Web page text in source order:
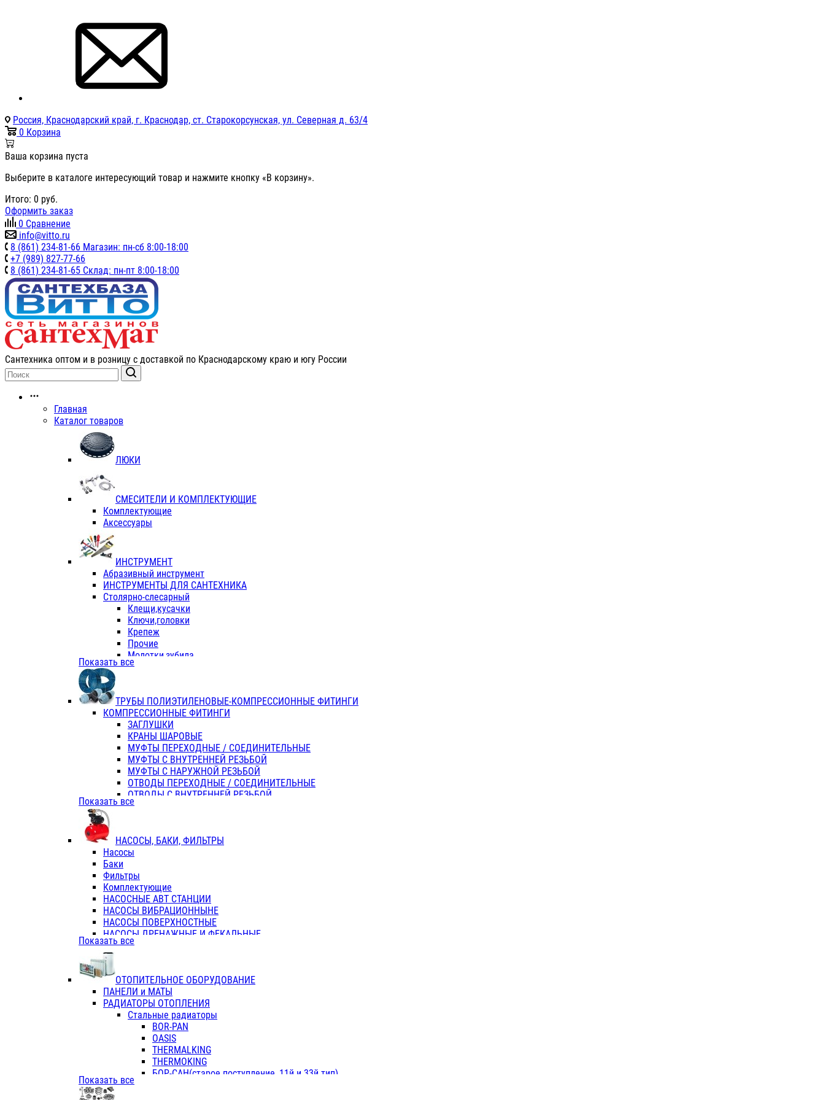
Россия, Краснодарский край, г. Краснодар, ст. Старокорсунская, ул. Северная д. 63/4
0 Корзина
Ваша корзина пуста
Выберите в каталоге интересующий товар и нажмите кнопку «В корзину».
Итого: 0 руб.
Оформить заказ
0 Сравнение
info@vitto.ru
8 (861) 234-81-66 Магазин: пн-сб 8:00-18:00
+7 (989) 827-77-66
8 (861) 234-81-65 Склад: пн-пт 8:00-18:00
Сантехника оптом и в розницу с доставкой по Краснодарскому краю и югу России
Главная
Каталог товаров
ЛЮКИ
СМЕСИТЕЛИ И КОМПЛЕКТУЮЩИЕ
Комплектующие
Аксессуары
ИНСТРУМЕНТ
Абразивный инструмент
ИНСТРУМЕНТЫ ДЛЯ САНТЕХНИКА
Столярно-слесарный
Клещи,кусачки
Ключи,головки
Крепеж
Прочие
Молотки,зубила
Пассатижи,тонкогубцы,утконосы
Отвертки
Хоз. инвентарь
ЭЛ. ИНСТРУМЕНТ OASIS
Показать все
ТРУБЫ ПОЛИЭТИЛЕНОВЫЕ-КОМПРЕССИОННЫЕ ФИТИНГИ
КОМПРЕССИОННЫЕ ФИТИНГИ
ЗАГЛУШКИ
КРАНЫ ШАРОВЫЕ
МУФТЫ ПЕРЕХОДНЫЕ / СОЕДИНИТЕЛЬНЫЕ
МУФТЫ С ВНУТРЕННЕЙ РЕЗЬБОЙ
МУФТЫ С НАРУЖНОЙ РЕЗЬБОЙ
ОТВОДЫ ПЕРЕХОДНЫЕ / СОЕДИНИТЕЛЬНЫЕ
ОТВОДЫ С ВНУТРЕННЕЙ РЕЗЬБОЙ
ОТВОДЫ С НАРУЖНОЙ РЕЗЬБОЙ
ТРОЙНИКИ ПЕРЕХОДНЫЕ / СОЕДИНИТЕЛЬНЫЕ
ТРОЙНИКИ С ВНУТРЕННЕЙ РЕЗЬБОЙ
КОЛЬЦА РЕЗИНОВЫЕ
ТРУБЫ НАПОРНЫЕ
ТРУБЫ ГОФРИРОВАННЫЕ ДВУХСЛ.
ТРУБЫ ПОЛИЭТИЛЕНОВЫЕ
Показать все
НАСОСЫ, БАКИ, ФИЛЬТРЫ
Насосы
Баки
Фильтры
Комплектующие
НАСОСНЫЕ АВТ СТАНЦИИ
НАСОСЫ ВИБРАЦИОННЫНЕ
НАСОСЫ ПОВЕРХНОСТНЫЕ
НАСОСЫ ДРЕНАЖНЫЕ И ФЕКАЛЬНЫЕ
НАСОСЫ ПОВЫСИТ и ЦИРКУЛЯЦИОННЫЕ
НАСОСЫ СКВАЖИННЫЕ
Показать все
ОТОПИТЕЛЬНОЕ ОБОРУДОВАНИЕ
ПАНЕЛИ и МАТЫ
РАДИАТОРЫ ОТОПЛЕНИЯ
Стальные радиаторы
BOR-PAN
OASIS
THERMALKING
THERMOKING
БОР-САН(старое поступление, 11й и 33й тип)
Показать все